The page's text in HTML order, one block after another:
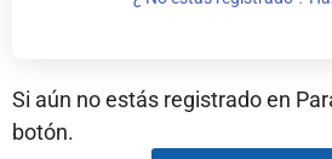
Si aún no estás registrado en
botón.